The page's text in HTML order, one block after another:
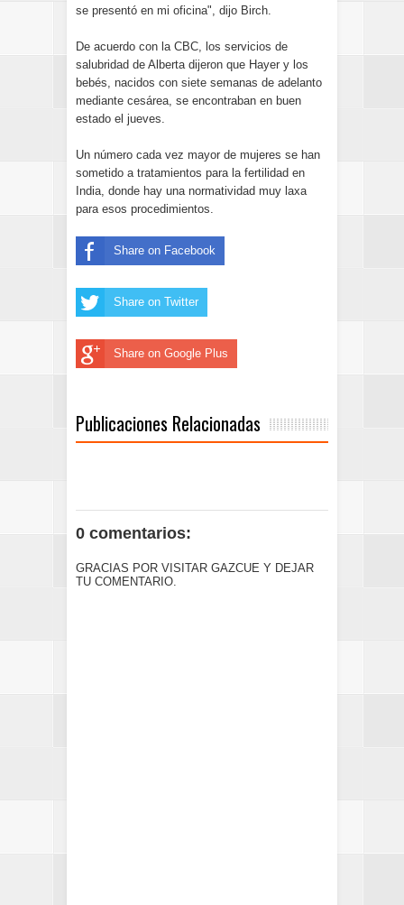
se presentó en mi oficina", dijo Birch.
De acuerdo con la CBC, los servicios de
salubridad de Alberta dijeron que Hayer y los
bebés, nacidos con siete semanas de adelanto
mediante cesárea, se encontraban en buen
estado el jueves.
Un número cada vez mayor de mujeres se han
sometido a tratamientos para la fertilidad en
India, donde hay una normatividad muy laxa
para esos procedimientos.
Share on Facebook
Share on Twitter
Share on Google Plus
Publicaciones Relacionadas
0 comentarios:
GRACIAS POR VISITAR GAZCUE Y DEJAR
TU COMENTARIO.